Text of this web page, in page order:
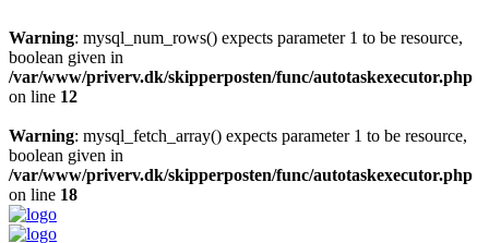
Warning: mysql_num_rows() expects parameter 1 to be resource,
boolean given in
/var/www/priverv.dk/skipperposten/func/autotaskexecutor.php
on line 12
Warning: mysql_fetch_array() expects parameter 1 to be resource,
boolean given in
/var/www/priverv.dk/skipperposten/func/autotaskexecutor.php
on line 18